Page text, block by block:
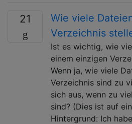
21
Wie viele
Verzeichnis
Ist es wichtig, wie
einem einzigen
Wenn ja, wie viele
Verzeichnis sind zu
sich aus, wenn zu
sind? (Dies ist auf
Hintergrund: Ich